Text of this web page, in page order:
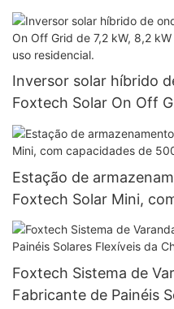
120W, IP66.
Inversor solar híbrido
Foxtech Solar On Off
10,2 kW, de alta
Estação de
Foxtech Solar Mini,
1000W e 1500W.
Foxtech Sistema de
Fabricante de Painéis